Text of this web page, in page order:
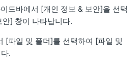
드바에서 [개인 정보 & 보안]을 선택
] 창이 나타납니다.
[파일 및 폴더]를 선택하여 [파일 및
.